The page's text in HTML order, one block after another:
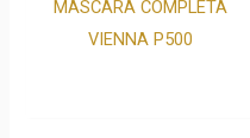
MÁSCARA COMPLETA
VIENNA P500